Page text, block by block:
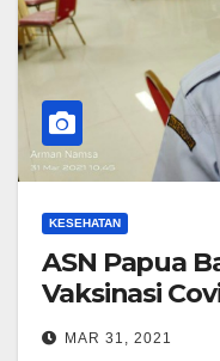
KESEHATAN
ASN Papua
Vaksinasi
MAR 31, 2021